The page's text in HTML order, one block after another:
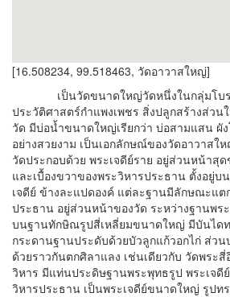
[16.508234, 99.518463, วัดอาวาสใหญ่]
เป็นวัดขนาดใหญ่วัดหนึ่งในกลุ่มโบร
ประวัติศาสตร์กำแพงเพชร สิ่งปลูกสร้างส่ว
วัด มีบ่อน้ำขนาดใหญ่เรียกว่า บ่อสามแสน ผั
อย่างสวยงาม เป็นเอกลักษณ์ของวัดอาวาส
วัดประกอบด้วย พระเจดีย์ราย อยู่ส่วนหน้าสุ
และเบื้องขวาของพระวิหารประธาน ตั้งอยู่บ
เจดีย์ ข้างละแปดองค์ แต่ละฐานมีลักษณะแต
ประธาน อยู่ส่วนหน้าของวัด ระหว่างฐานพระ
บนฐานทักษิณรูปสี่เหลี่ยมขนาดใหญ่ มีบันได
กระดานฐานประดับด้วยบัวลูกแก้วอกไก่ ส่ว
ด้วยราวกันตกศิลาแลง เช่นเดียวกับ วัดพระ
วิหาร มีแท่นประดิษฐานพระพุทธรูป พระเจดี
วิหารประธาน เป็นพระเจดีย์ขนาดใหญ่ รูปท